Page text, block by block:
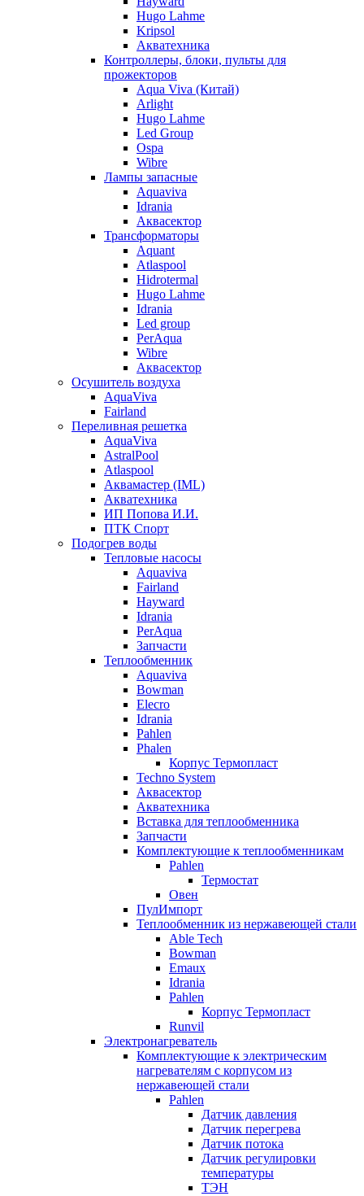
Hugo Lahme
Kripsol
Акватехника
Контроллеры, блоки, пульты для
прожекторов
Aqua Viva (Китай)
Arlight
Hugo Lahme
Led Group
Ospa
Wibre
Лампы запасные
Aquaviva
Idrania
Аквасектор
Трансформаторы
Aquant
Atlaspool
Hidrotermal
Hugo Lahme
Idrania
Led group
PerAqua
Wibre
Аквасектор
Осушитель воздуха
AquaViva
Fairland
Переливная решетка
AquaViva
AstralPool
Atlaspool
Аквамастер (IML)
Акватехника
ИП Попова И.И.
ПТК Спорт
Подогрев воды
Тепловые насосы
Aquaviva
Fairland
Hayward
Idrania
PerAqua
Запчасти
Теплообменник
Aquaviva
Bowman
Elecro
Idrania
Pahlen
Phalen
Корпус Термопласт
Techno System
Аквасектор
Акватехника
Вставка для теплообменника
Запчасти
Комплектующие к теплообменникам
Pahlen
Термостат
Овен
ПулИмпорт
Теплообменник из нержавеющей стали
Able Tech
Bowman
Emaux
Idrania
Pahlen
Корпус Термопласт
Runvil
Электронагреватель
Комплектующие к электрическим
нагревателям с корпусом из
нержавеющей стали
Pahlen
Датчик давления
Датчик перегрева
Датчик потока
Датчик регулировки
температуры
ТЭН